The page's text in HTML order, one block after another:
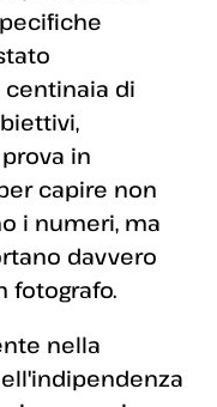
di
in
capire non
i numeri, ma
davvero
fotografo.
nella